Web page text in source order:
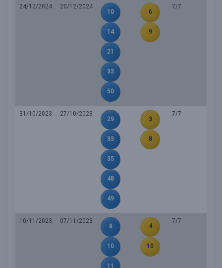
24/12/2024
20/12/2024
10
14
21
33
50
6
9
7/7
31/10/2023
27/10/2023
29
33
35
48
49
3
8
7/7
10/11/2023
07/11/2023
8
10
11
4
10
7/7